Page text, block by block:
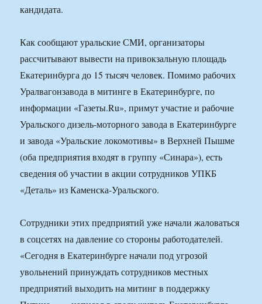
кандидата.
Как сообщают уральские СМИ, организаторы
рассчитывают вывести на привокзальную площадь
Екатеринбурга до 15 тысяч человек. Помимо рабочих
Уралвагонзавода в митинге в Екатеринбурге, по
информации «Газеты.Ru», примут участие и рабочие
Уральского дизель-моторного завода в Екатеринбурге
и завода «Уральские локомотивы» в Верхней Пышме
(оба предприятия входят в группу «Синара»), есть
сведения об участии в акции сотрудников УПКБ
«Деталь» из Каменска-Уральского.
Сотрудники этих предприятий уже начали жаловаться
в соцсетях на давление со стороны работодателей.
«Сегодня в Екатеринбурге начали под угрозой
увольнений принуждать сотрудников местных
предприятий выходить на митинг в поддержку